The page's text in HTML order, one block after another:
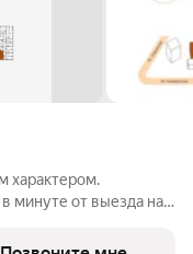
характером.
минуте от выезда на
поляны и